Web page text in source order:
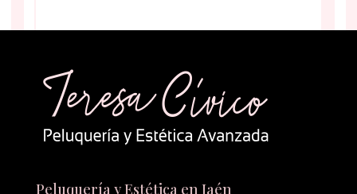
Peluquería y Estética en Jaén